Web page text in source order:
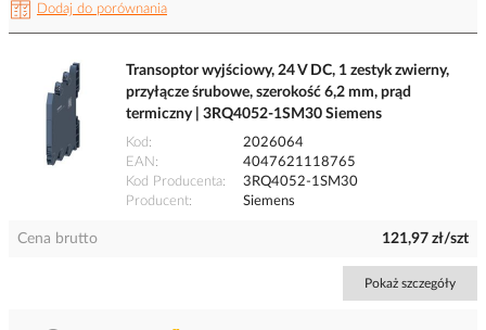
Dodaj do porównania
Transoptor wyjściowy, 24 V DC, 1 zestyk zwierny,
przyłącze śrubowe, szerokość 6,2 mm, prąd
termiczny | 3RQ4052-1SM30 Siemens
Kod
2026064
EAN
4047621118765
Kod Producenta
3RQ4052-1SM30
Producent
Siemens
Cena brutto 121,97 zł/szt
Pokaż szczegóły